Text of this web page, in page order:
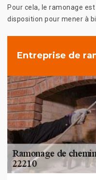
Pour cela, le ramonage
disposition pour mener à
Entreprise de